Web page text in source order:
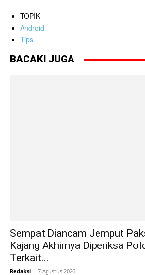
TOPIK
Android
Tips
BACAKI JUGA
Sempat Diancam Jemput
Kajang Akhirnya Diperiksa
Terkait...
Redaksi - 7 Agustus 2026